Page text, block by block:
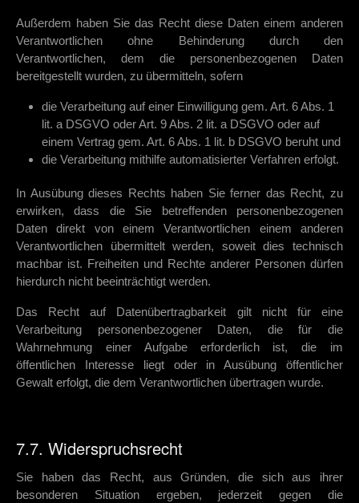
Außerdem haben Sie das Recht diese Daten einem anderen
Verantwortlichen ohne Behinderung durch den
Verantwortlichen, dem die personenbezogenen Daten
bereitgestellt wurden, zu übermitteln, sofern
die Verarbeitung auf einer Einwilligung gem. Art. 6 Abs. 1
lit. a DSGVO oder Art. 9 Abs. 2 lit. a DSGVO oder auf
einem Vertrag gem. Art. 6 Abs. 1 lit. b DSGVO beruht und
die Verarbeitung mithilfe automatisierter Verfahren erfolgt.
In Ausübung dieses Rechts haben Sie ferner das Recht, zu
erwirken, dass die Sie betreffenden personenbezogenen
Daten direkt von einem Verantwortlichen einem anderen
Verantwortlichen übermittelt werden, soweit dies technisch
machbar ist. Freiheiten und Rechte anderer Personen dürfen
hierdurch nicht beeinträchtigt werden.
Das Recht auf Datenübertragbarkeit gilt nicht für eine
Verarbeitung personenbezogener Daten, die für die
Wahrnehmung einer Aufgabe erforderlich ist, die im
öffentlichen Interesse liegt oder in Ausübung öffentlicher
Gewalt erfolgt, die dem Verantwortlichen übertragen wurde.
7.7. Widerspruchsrecht
Sie haben das Recht, aus Gründen, die sich aus ihrer
besonderen Situation ergeben, jederzeit gegen die